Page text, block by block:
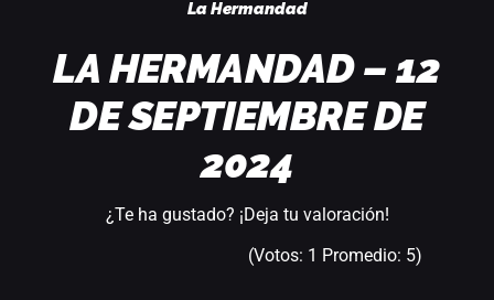
La Hermandad
LA HERMANDAD – 12
DE SEPTIEMBRE DE
2024
¿Te ha gustado? ¡Deja tu valoración!
(Votos: 1 Promedio: 5)